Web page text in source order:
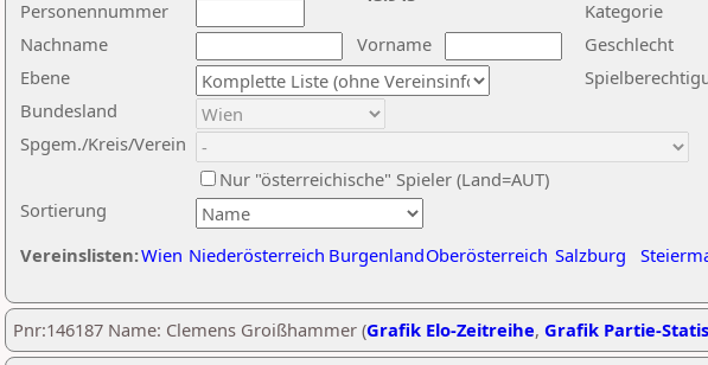
Nachname
Vorname
Ebene
Kategorie
Sortierung
Personennummer
Bundesland
Spgem./Kreis/Verein
Geschlecht
Nur "österreichische" Spieler (Land=AUT)
Vereinslisten:Wien Niederösterreich BurgenlandOberösterreich Salzburg
Pnr:146187 Name: Clemens Groißhammer (Grafik Elo-Zeitreihe, Grafik Partie-